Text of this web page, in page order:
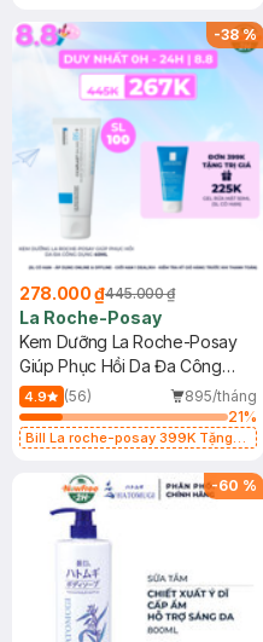
-38%
278.000 ₫445.000 ₫
La Roche-Posay
Kem Dưỡng La Roche-Posay
Giúp Phục Hồi Da Đa Công
Dụng 40ml
4.9 (56)
895/tháng
21%
Bill La roche-posay 399K Tặng
(SL có hạn)
-60 %